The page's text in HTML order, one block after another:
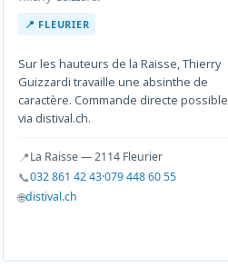
📍 FLEURIER
Sur les hauteurs de la Raisse, Thierry
Guizzardi travaille une absinthe de
caractère. Commande directe possible
via distival.ch.
📍La Raisse — 2114 Fleurier
📞032 861 42 43·079 448 60 55
🌐distival.ch